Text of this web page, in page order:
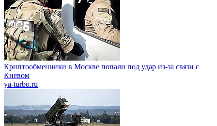
Криптообменники в Москве попали под удар из-за связи с
Киевом
ya-turbo.ru